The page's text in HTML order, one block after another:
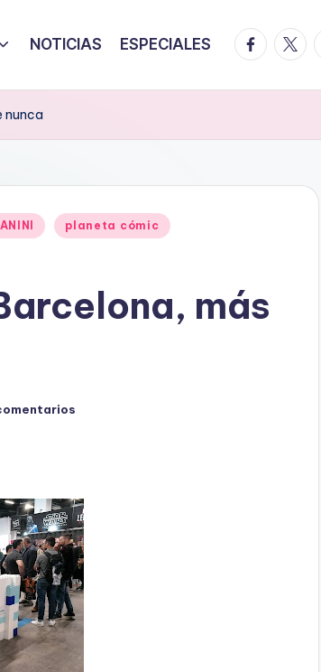
NOTICIAS ESPECIALES
nunca
planeta cómic
más